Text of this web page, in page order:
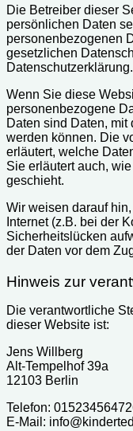
Die Betreiber dieser
persönlichen Daten
personenbezogenen
gesetzlichen
Datenschutzerklärung.
Wenn Sie diese
personenbezogene
Daten sind Daten,
werden können. Die
erläutert, welche
Sie erläutert auch,
geschieht.
Wir weisen darauf
Internet (z.B. bei der
Sicherheitslücken
der Daten vor dem
Hinweis zur
Die verantwortliche
dieser Website ist:
Jens Willberg
Alt-Tempelhof 39a
12103 Berlin
Telefon:
E-Mail: